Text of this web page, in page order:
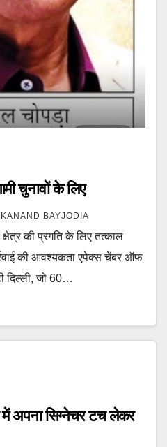
चुनावों के लिए
BAYJODIA
की प्रगति के लिए तत्काल
की आवश्यकता एपेक्स चेंबर ऑफ
दिल्ली, जो 60…
अपना सिग्नेचर टच लेकर